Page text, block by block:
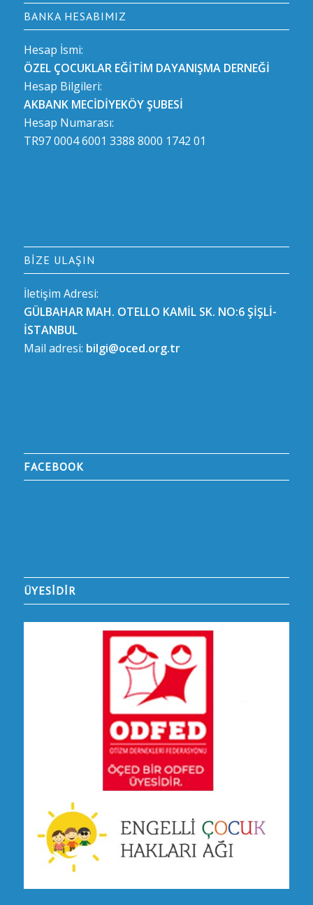
BANKA HESABIMIZ
Hesap İsmi:
ÖZEL ÇOCUKLAR EĞİTİM DAYANIŞMA DERNEĞİ
Hesap Bilgileri:
AKBANK MECİDİYEKÖY ŞUBESİ
Hesap Numarası:
TR97 0004 6001 3388 8000 1742 01
BIZE ULAŞIN
İletişim Adresi:
GÜLBAHAR MAH. OTELLO KAMİL SK. NO:6 ŞİŞLİ-
İSTANBUL
Mail adresi: bilgi@oced.org.tr
FACEBOOK
ÜYESİDİR